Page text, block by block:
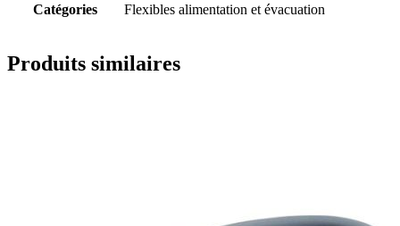
Catégories Flexibles alimentation et évacuation
Produits similaires